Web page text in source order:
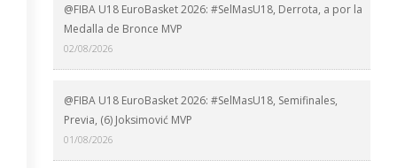
@FIBA U18 EuroBasket 2026: #SelMasU18, Derrota, a por la
Medalla de Bronce MVP
02/08/2026
@FIBA U18 EuroBasket 2026: #SelMasU18, Semifinales,
Previa, (6) Joksimović MVP
01/08/2026